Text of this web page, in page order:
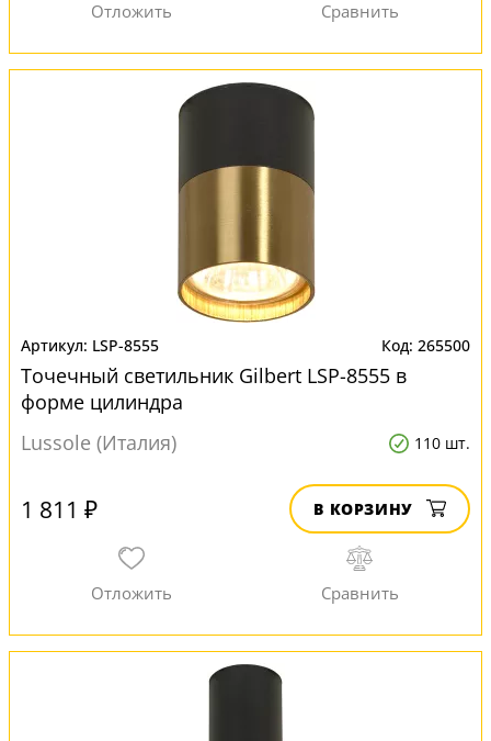
LSP-8555 265500
Точечный светильник Gilbert LSP-8555 в
форме цилиндра
Lussole (Италия)
110 шт.
1 811 ₽ В КОРЗИНУ